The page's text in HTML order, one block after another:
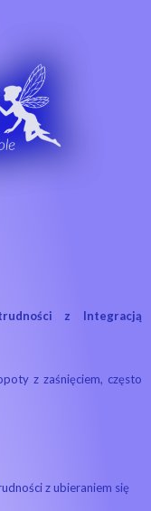
z Integracją
z zaśnięciem, często
z ubieraniem się